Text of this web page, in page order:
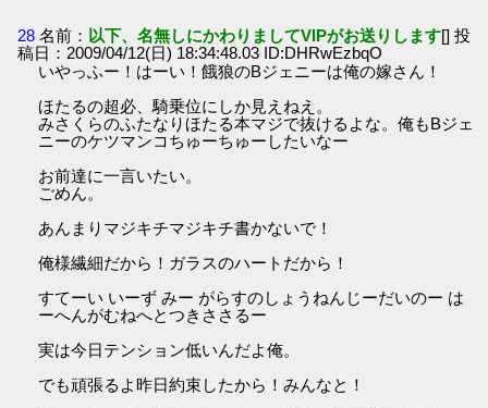
28 名前： 以下、名無しにかわりましてVIPがお送りします[] 投
稿日：2009/04/12(日) 18:34:48.03 ID:DHRwEzbqO
いやっふー！はーい！餓狼のBジェニーは俺の嫁さん！
ほたるの超必、騎乗位にしか見えねえ。
みさくらのふたなりほたる本マジで抜けるよな。俺もBジェ
ニーのケツマンコちゅーちゅーしたいなー
お前達に一言いたい。
ごめん。
あんまりマジキチマジキチ書かないで！
俺様繊細だから！ガラスのハートだから！
すてーい いーず みー がらすのしょうねんじーだいのー は
ーへんがむねへとつきささるー
実は今日テンション低いんだよ俺。
でも頑張るよ昨日約束したから！みんなと！